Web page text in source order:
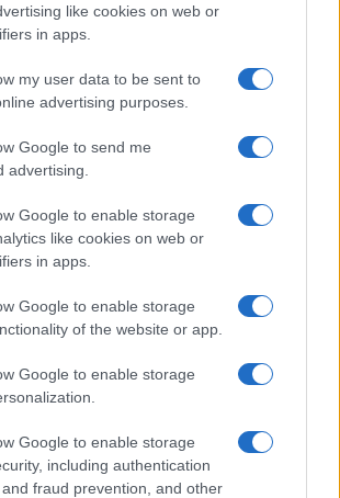
like cookies on web or
in apps.
my user data to be sent to
advertising purposes.
Google to send me
advertising.
Google to enable storage
like cookies on web or
in apps.
Google to enable storage
of the website or app.
Google to enable storage
Google to enable storage
including authentication
fraud prevention, and other
l’ultimo saluto a Milano tra
2026
i casi giudiziari che hanno
2026